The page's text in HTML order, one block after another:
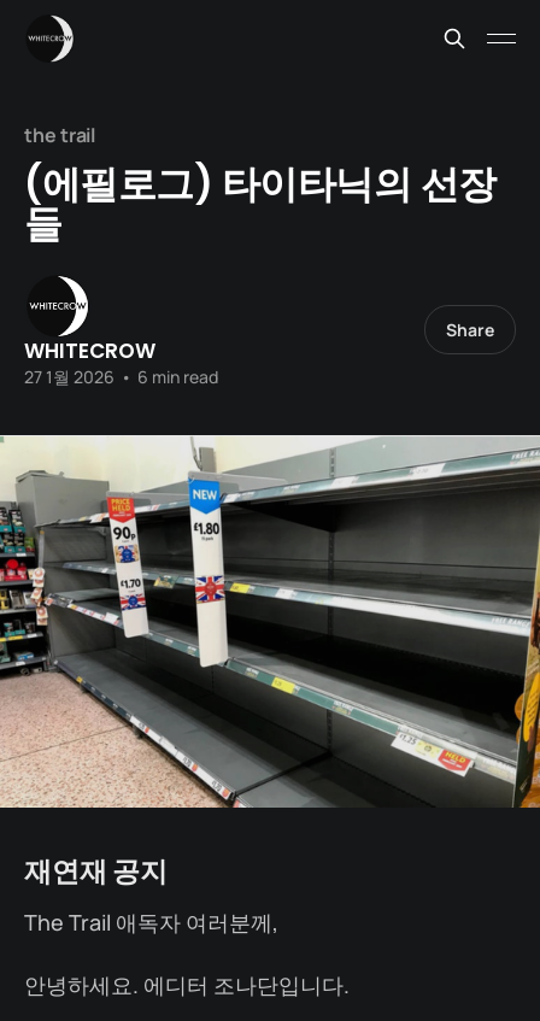
the trail
(에필로그) 타이타닉의 선장
들
WHITECROW
27 1월 2026 • 6 min read
Share
재연재 공지
The Trail 애독자 여러분께,
안녕하세요. 에디터 조나단입니다.